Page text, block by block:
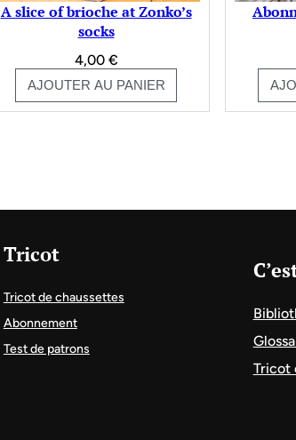
A slice of brioche at Zonko’s
socks
4,00 €
AJOUTER AU PANIER
Tricot
Tricot de chaussettes
Abonnement
Test de patrons
Tricot